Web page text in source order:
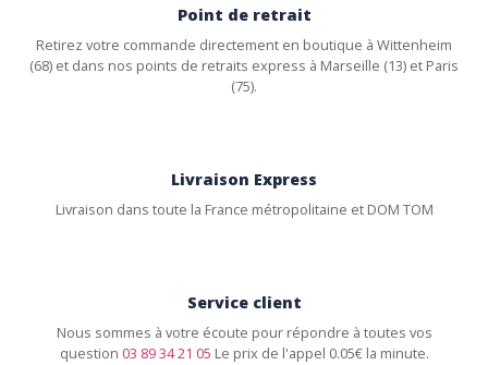
Point de retrait
Retirez votre commande directement en boutique à Wittenheim
(68) et dans nos points de retraits express à Marseille (13) et Paris
(75).
Livraison Express
Livraison dans toute la France métropolitaine et DOM TOM
Service client
Nous sommes à votre écoute pour répondre à toutes vos
question 03 89 34 21 05 Le prix de l'appel 0.05€ la minute.